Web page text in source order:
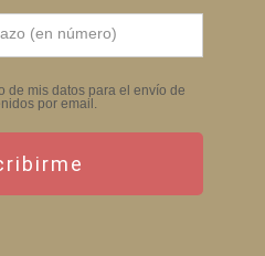
de mis datos para el envío de
por email.